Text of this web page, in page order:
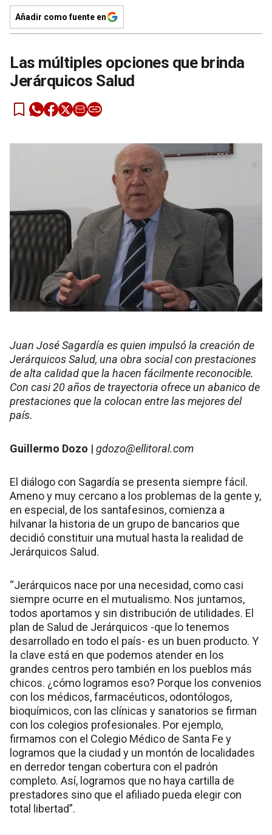
Añadir como fuente en
Las múltiples opciones que brinda
Jerárquicos Salud
Juan José Sagardía es quien impulsó la creación de
Jerárquicos Salud, una obra social con prestaciones
de alta calidad que la hacen fácilmente reconocible.
Con casi 20 años de trayectoria ofrece un abanico de
prestaciones que la colocan entre las mejores del
país.
Guillermo Dozo | gdozo@ellitoral.com
El diálogo con Sagardía se presenta siempre fácil.
Ameno y muy cercano a los problemas de la gente y,
en especial, de los santafesinos, comienza a
hilvanar la historia de un grupo de bancarios que
decidió constituir una mutual hasta la realidad de
Jerárquicos Salud.
“Jerárquicos nace por una necesidad, como casi
siempre ocurre en el mutualismo. Nos juntamos,
todos aportamos y sin distribución de utilidades. El
plan de Salud de Jerárquicos -que lo tenemos
desarrollado en todo el país- es un buen producto. Y
la clave está en que podemos atender en los
grandes centros pero también en los pueblos más
chicos. ¿cómo logramos eso? Porque los convenios
con los médicos, farmacéuticos, odontólogos,
bioquímicos, con las clínicas y sanatorios se firman
con los colegios profesionales. Por ejemplo,
firmamos con el Colegio Médico de Santa Fe y
logramos que la ciudad y un montón de localidades
en derredor tengan cobertura con el padrón
completo. Así, logramos que no haya cartilla de
prestadores sino que el afiliado pueda elegir con
total libertad”.